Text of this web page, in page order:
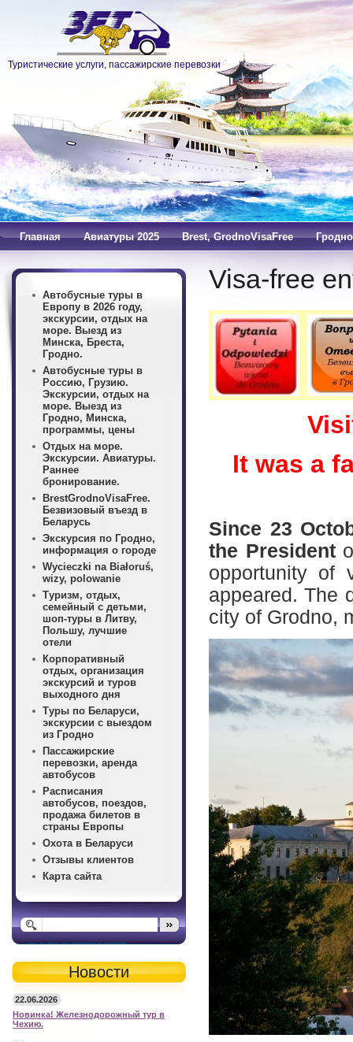
Туристические услуги, пассажирские перевозки
Главная Авиатуры 2025 Brest, GrodnoVisaFree Гродно
Автобусные туры в
Европу в 2026 году,
экскурсии, отдых на
море. Выезд из
Минска, Бреста,
Гродно.
Автобусные туры в
Россию, Грузию.
Экскурсии, отдых на
море. Выезд из
Гродно, Минска,
программы, цены
Отдых на море.
Экскурсии. Авиатуры.
Раннее
бронирование.
BrestGrodnoVisaFree.
Безвизовый въезд в
Беларусь
Экскурсия по Гродно,
информация о городе
Wycieczki na Białoruś,
wizy, polowanie
Туризм, отдых,
семейный с детьми,
шоп-туры в Литву,
Польшу, лучшие
отели
Корпоративный
отдых, организация
экскурсий и туров
выходного дня
Туры по Беларуси,
экскурсии с выездом
из Гродно
Пассажирские
перевозки, аренда
автобусов
Расписания
автобусов, поездов,
продажа билетов в
страны Европы
Охота в Беларуси
Отзывы клиентов
Карта сайта
Новости
22.06.2026
Новинка! Железнодорожный тур в
Чехию.
Visa-free
It was a
Since 23
the President
opportunity of
appeared. The
city of Grodno,